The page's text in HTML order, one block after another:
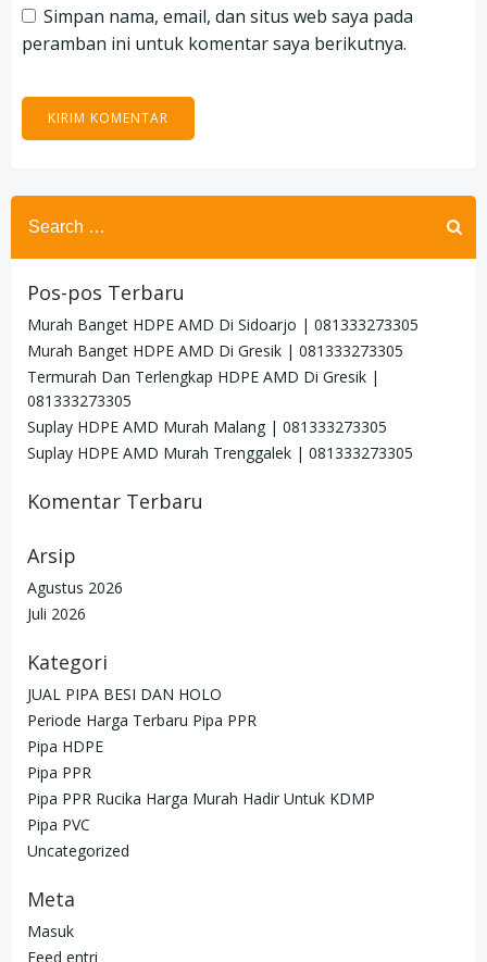
Simpan nama, email, dan situs web saya pada
peramban ini untuk komentar saya berikutnya.
Search
for:
Pos-pos Terbaru
Murah Banget HDPE AMD Di Sidoarjo | 081333273305
Murah Banget HDPE AMD Di Gresik | 081333273305
Termurah Dan Terlengkap HDPE AMD Di Gresik |
081333273305
Suplay HDPE AMD Murah Malang | 081333273305
Suplay HDPE AMD Murah Trenggalek | 081333273305
Komentar Terbaru
Arsip
Agustus 2026
Juli 2026
Kategori
JUAL PIPA BESI DAN HOLO
Periode Harga Terbaru Pipa PPR
Pipa HDPE
Pipa PPR
Pipa PPR Rucika Harga Murah Hadir Untuk KDMP
Pipa PVC
Uncategorized
Meta
Masuk
Feed entri